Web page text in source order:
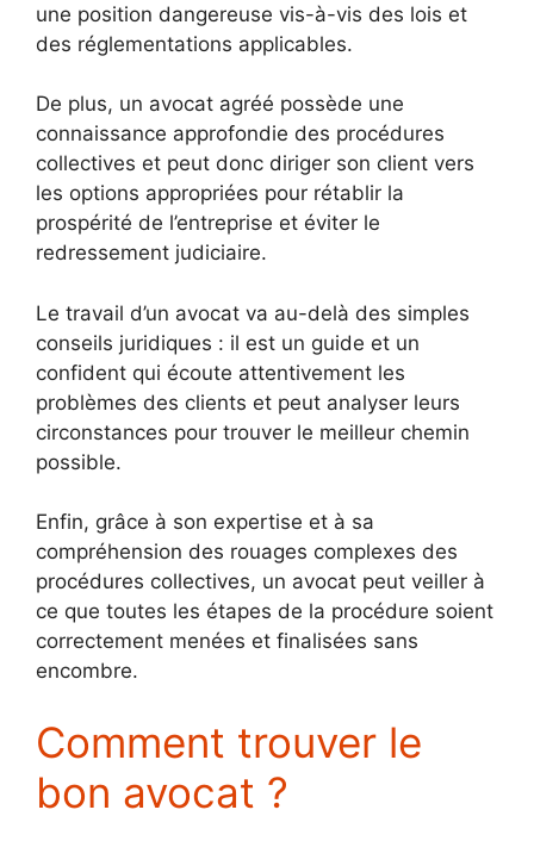
une position dangereuse vis-à-vis des lois et
des réglementations applicables.
De plus, un avocat agréé possède une
connaissance approfondie des procédures
collectives et peut donc diriger son client vers
les options appropriées pour rétablir la
prospérité de l’entreprise et éviter le
redressement judiciaire.
Le travail d’un avocat va au-delà des simples
conseils juridiques : il est un guide et un
confident qui écoute attentivement les
problèmes des clients et peut analyser leurs
circonstances pour trouver le meilleur chemin
possible.
Enfin, grâce à son expertise et à sa
compréhension des rouages complexes des
procédures collectives, un avocat peut veiller à
ce que toutes les étapes de la procédure soient
correctement menées et finalisées sans
encombre.
Comment trouver le
bon avocat ?